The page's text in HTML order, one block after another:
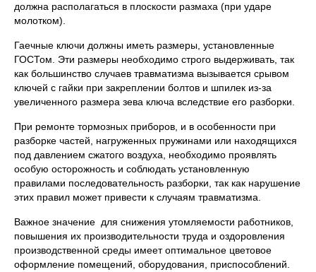
должна располагаться в плоскости размаха (при ударе
молотком).
Гаечные ключи должны иметь размеры, установленные
ГОСТом. Эти размеры необходимо строго выдерживать, так
как большинство случаев травматизма вызывается срывом
ключей с гайки при закреплении болтов и шпилек из-за
увеличенного размера зева ключа вследствие его разборки.
При ремонте тормозных приборов, и в особенности при
разборке частей, нагруженных пружинами или находящихся
под давлением сжатого воздуха, необходимо проявлять
особую осторожность и соблюдать установленную
правилами последовательность разборки, так как нарушение
этих правил может привести к случаям травматизма.
Важное значение для снижения утомляемости работников,
повышения их производительности труда и оздоровления
производственной среды имеет оптимальное цветовое
оформление помещений, оборудования, приспособлений.